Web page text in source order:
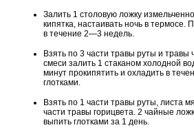
Залить 1 столовую ложку
кипятка, настаивать ночь в термосе.
в течение 2—3 недель.
Взять по 3 части травы руты и
смеси залить 1 стаканом холодной
минут прокипятить и охладить в
глотками.
Взять по 1 части травы руты, листа
части травы горицвета. 2 чайные
выпить глотками за 1 день.